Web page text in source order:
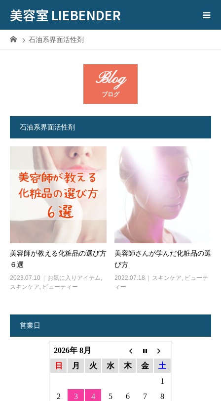
美容室 LIEBENDER
石油系界面活性剤
Blog
ブログ
石油系界面活性剤
美容師が教える化粧品の選び方
６選
2023.07.10 お気に入りアイテム,
スキンケア, ビューティー
美容師さんが学んだ化粧品の選
び方
2022.07.18 スキンケア, ビューテ
ィー
営業日
2026年 8月
日
月 火 水 木 金
土
1
2
3 4 5 6 7
8